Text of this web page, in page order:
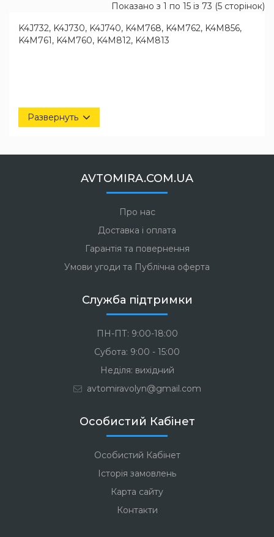
Показано з 1 по 15 із 73 (5 сторінок)
K4J732, K4J730, K4J740, K4M768, K4M762, K4M856,
K4M761, K4M760, K4M812, K4M813
Развернуть
AVTOMIRA.COM.UA
Про нас
Доставка і оплата
Гарантія та повернення
Умови угоди та Публічна оферта
Служба підтримки
ПН-ПТ: 9:00-18:00
Субота: 9:00 - 15:00
Неділя: вихідний
avtomiravolyn@gmail.com
Особистий Кабінет
Особистий Кабінет
Історія замовлень
Карта сайту
Контакти